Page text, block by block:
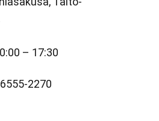
– 17:30
2270